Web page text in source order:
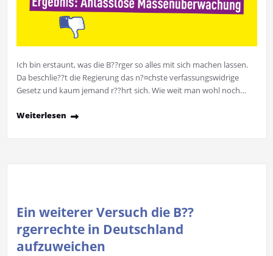
Ich bin erstaunt, was die B??rger so alles mit sich machen lassen.
Da beschlie??t die Regierung das n?¤chste verfassungswidrige
Gesetz und kaum jemand r??hrt sich. Wie weit man wohl noch…
Weiterlesen
Ein weiterer Versuch die B??
rgerrechte in Deutschland
aufzuweichen